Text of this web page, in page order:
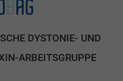
DYSTONIE- UND
ARBEITSGRUPPE